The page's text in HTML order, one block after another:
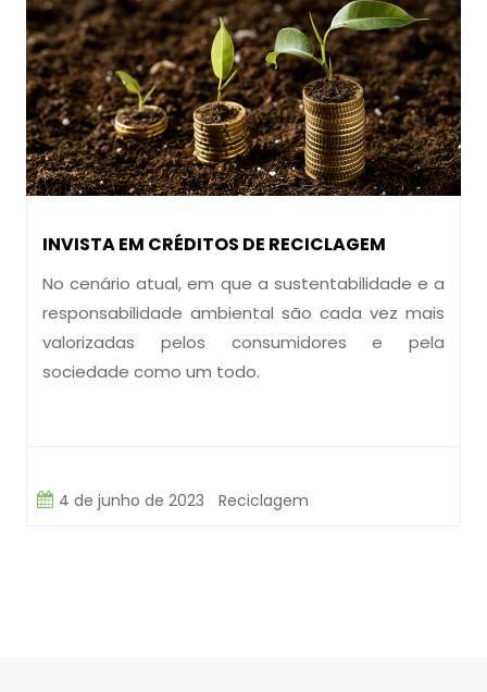
INVISTA EM CRÉDITOS DE RECICLAGEM
No cenário atual, em que a sustentabilidade e a
responsabilidade ambiental são cada vez mais
valorizadas pelos consumidores e pela
sociedade como um todo.
4 de junho de 2023 Reciclagem